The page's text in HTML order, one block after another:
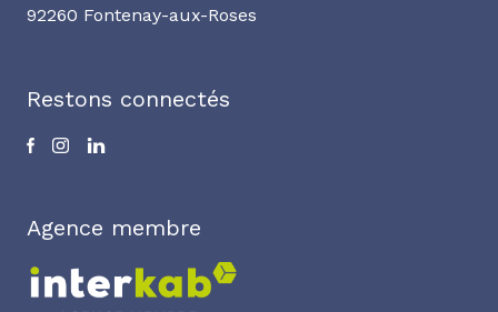
92260 Fontenay-aux-Roses
Restons connectés
Agence membre